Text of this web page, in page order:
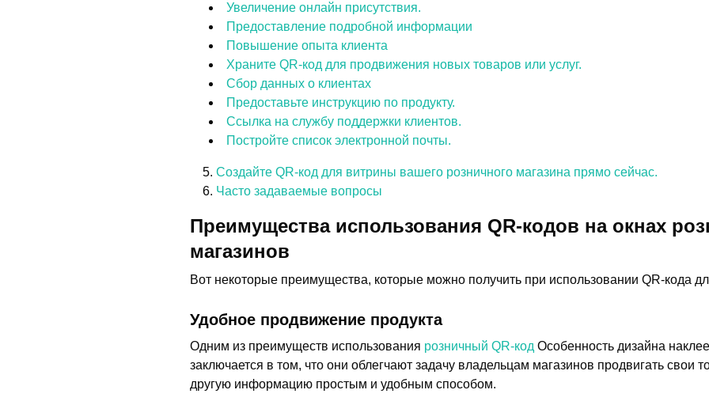
Увеличение онлайн присутствия.
Предоставление подробной информации
Повышение опыта клиента
Храните QR-код для продвижения новых товаров или услуг.
Сбор данных о клиентах
Предоставьте инструкцию по продукту.
Ссылка на службу поддержки клиентов.
Постройте список электронной почты.
Создайте QR-код для витрины вашего розничного магазина прямо сейчас.
Часто задаваемые вопросы
Преимущества использования QR-кодов на окнах
магазинов
Вот некоторые преимущества, которые можно получить при использовании QR-кода
Удобное продвижение продукта
Одним из преимуществ использования розничный QR-код Особенность дизайна
заключается в том, что они облегчают задачу владельцам магазинов продвигать свои
другую информацию простым и удобным способом.